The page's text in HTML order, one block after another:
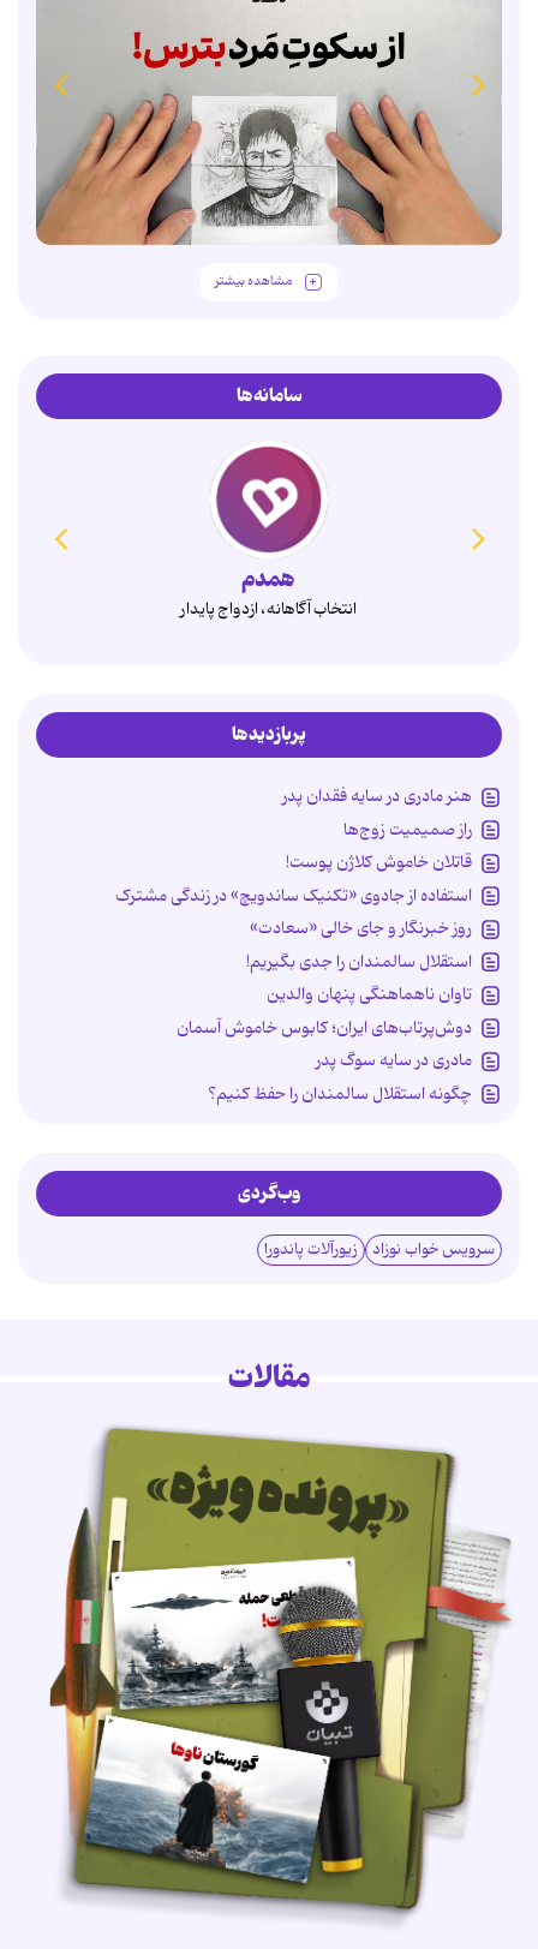
مشاهده بیشتر
سامانه‌ها
همدم
انتخاب آگاهانه، ازدواج پایدار
پربازدیدها
هنر مادری در سایه‌ فقدان پدر
راز صمیمیت زوج‌ها
قاتلان خاموش کلاژن پوست!
استفاده از جادوی «تکنیک ساندویچ» در زندگی مشترک
روز خبرنگار و جای خالی «سعادت»
استقلال سالمندان را جدی بگیریم!
تاوان ناهماهنگی پنهان والدین
دوش‌پرتاب‌های ایران؛ کابوس خاموش آسمان
مادری در سایه سوگ پدر
چگونه استقلال سالمندان را حفظ کنیم؟
وب‌گردی
سرویس خواب نوزاد زیورآلات پاندورا
مقالات